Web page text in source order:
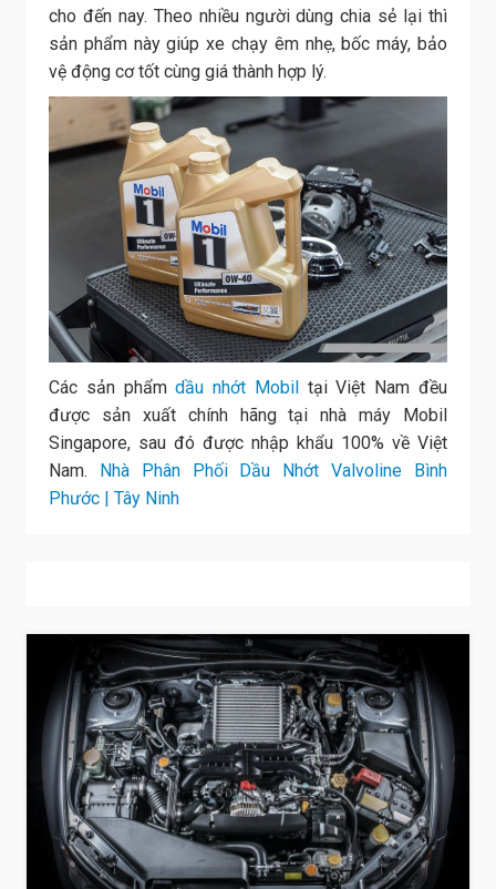
cho đến nay. Theo nhiều người dùng chia sẻ lại thì
sản phẩm này giúp xe chạy êm nhẹ, bốc máy, bảo
vệ động cơ tốt cùng giá thành hợp lý.
Các sản phẩmdầu nhớt Mobiltại Việt Nam đều
được sản xuất chính hãng tại nhà máy Mobil
Singapore, sau đó được nhập khẩu 100% về Việt
Nam. Nhà Phân Phối Dầu Nhớt Valvoline Bình
Phước | Tây Ninh